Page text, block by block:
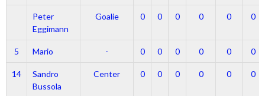
Peter
Eggimann
Goalie 0 0 0 0 0 0
5 Mario - 0 0 0 0 0 0
14
Sandro
Bussola
Center 0 0 0 0 0 0